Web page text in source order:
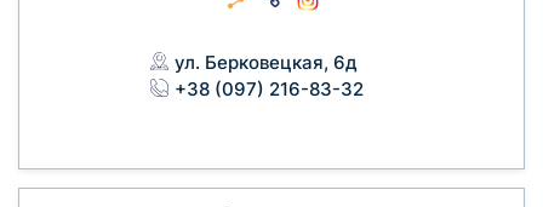
ул. Берковецкая, 6д
+38 (097) 216-83-32